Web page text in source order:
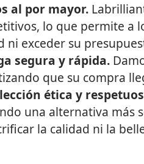
al por mayor.
lo que permite a
ni exceder su
segura y rápida.
que su compra
ética y
una alternativa más
la calidad ni la